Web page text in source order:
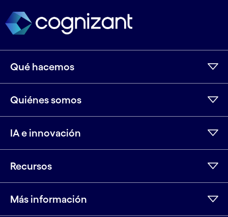
Qué hacemos
Quiénes somos
IA e innovación
Recursos
Más información